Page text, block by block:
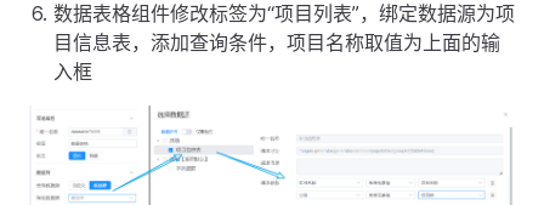
数据表格组件修改标签为“项目列表”，绑定数据源为项
目信息表，添加查询条件，项目名称取值为上面的输
入框